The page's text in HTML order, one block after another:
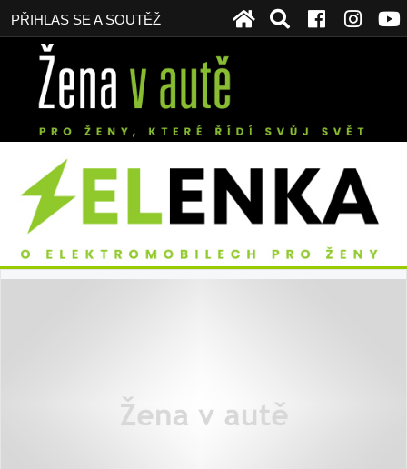
PŘIHLAS SE A SOUTĚŽ